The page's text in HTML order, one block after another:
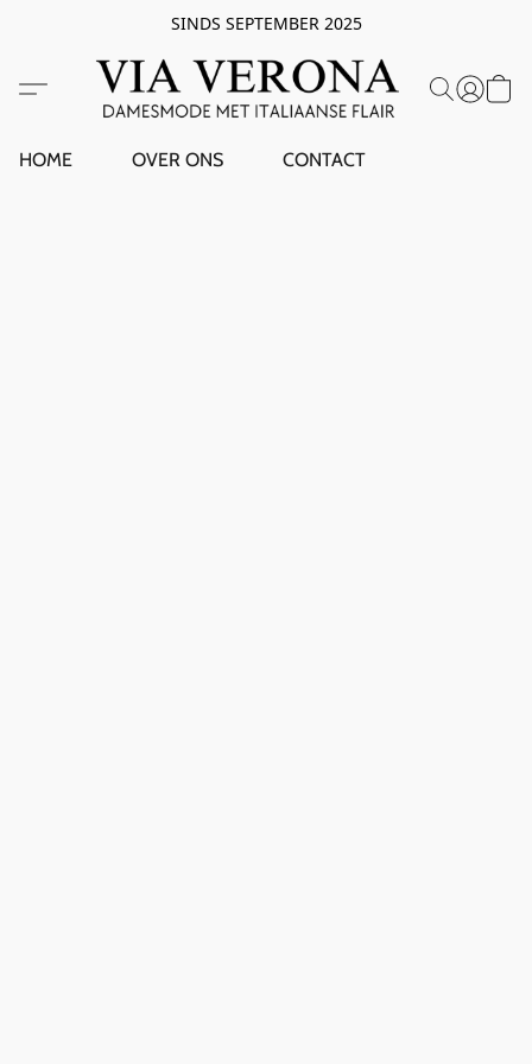
SINDS SEPTEMBER 2025
HOME OVER ONS CONTACT